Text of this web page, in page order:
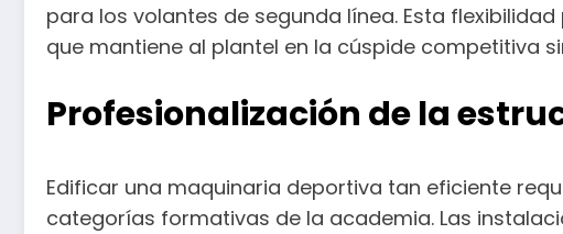
para los volantes de segunda línea. Esta
que mantiene al plantel en la cúspide competitiva
Profesionalización de la
Edificar una maquinaria deportiva tan eficiente
categorías formativas de la academia. Las